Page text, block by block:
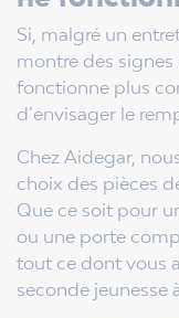
Si, malgré un
montre des
fonctionne plus
d’envisager le
Chez Aidegar,
choix des pièces
Que ce soit pour
ou une porte
tout ce dont vous
seconde jeunesse